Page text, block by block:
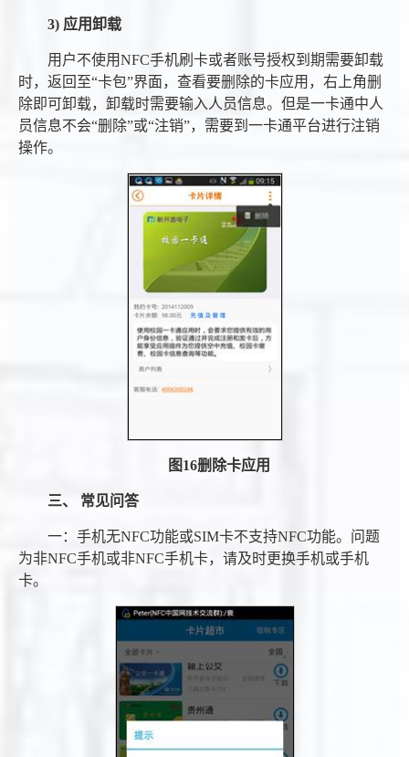
3) 应用卸载
用户不使用NFC手机刷卡或者账号授权到期需要卸载
时，返回至“卡包”界面，查看要删除的卡应用，右上角删
除即可卸载，卸载时需要输入人员信息。但是一卡通中人
员信息不会“删除”或“注销”，需要到一卡通平台进行注销
操作。
图16删除卡应用
三、 常见问答
一：手机无NFC功能或SIM卡不支持NFC功能。问题
为非NFC手机或非NFC手机卡，请及时更换手机或手机
卡。